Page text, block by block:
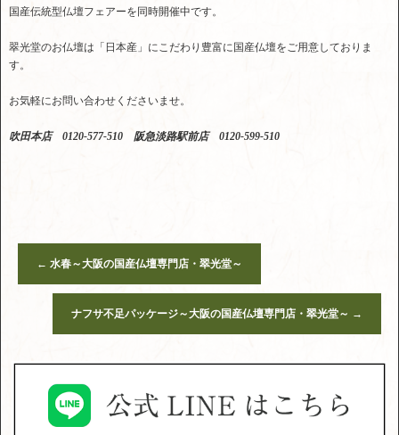
国産伝統型仏壇フェアーを同時開催中です。
翠光堂のお仏壇は「日本産」にこだわり豊富に国産仏壇をご用意しておりま
す。
お気軽にお問い合わせくださいませ。
吹田本店 0120-577-510 阪急淡路駅前店 0120-599-510
← 水春～大阪の国産仏壇専門店・翠光堂～
ナフサ不足パッケージ～大阪の国産仏壇専門店・翠光堂～ →